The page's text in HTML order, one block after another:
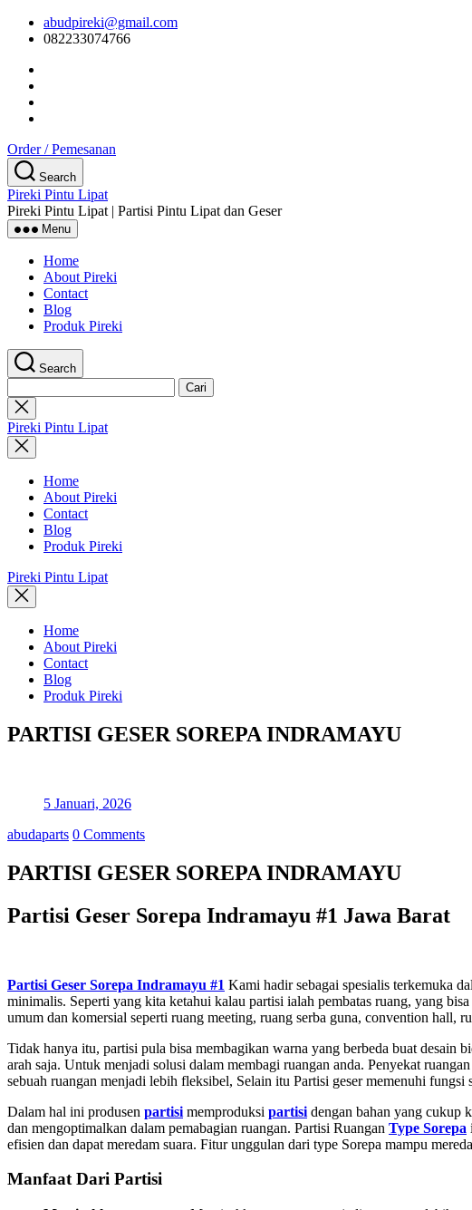
Skip
content
abudpireki@gmail.com
082233074766
Order / Pemesanan
Search
Pireki Pintu Lipat
Pireki Pintu Lipat | Partisi Pintu Lipat dan Geser
Menu
Home
About Pireki
Contact
Blog
Produk Pireki
Search
untuk:
Close
search
Pireki Pintu Lipat
Home
About Pireki
Contact
Blog
Produk Pireki
Pireki Pintu Lipat
Home
About Pireki
Contact
Blog
Produk Pireki
PARTISI GESER SOREPA INDRAMAYU
5 Januari, 2026
abudaparts 0 Comments
PARTISI GESER SOREPA INDRAMAYU
Partisi Geser Sorepa Indramayu #1 Jawa Barat
Partisi Geser Sorepa Indramayu #1 Kami hadir sebagai spesialis terkemuka
minimalis. Seperti yang kita ketahui kalau partisi ialah pembatas ruang, yang
umum dan komersial seperti ruang meeting, ruang serba guna, convention hall,
Tidak hanya itu, partisi pula bisa membagikan warna yang berbeda buat desain
arah saja. Untuk menjadi solusi dalam membagi ruangan anda. Penyekat
sebuah ruangan menjadi lebih fleksibel, Selain itu Partisi geser memenuhi fungsi
Dalam hal ini produsen partisi memproduksi partisi dengan bahan yang cukup
dan mengoptimalkan dalam pemabagian ruangan. Partisi Ruangan Type Sorepa
efisien dan dapat meredam suara. Fitur unggulan dari type Sorepa mampu
Manfaat Dari Partisi